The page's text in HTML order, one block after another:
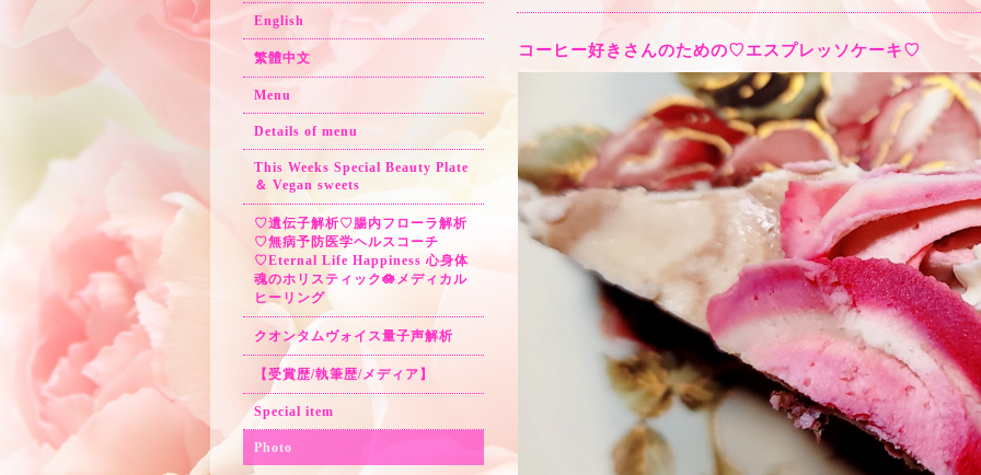
コーヒー好きさんのための♡エスプレッソケーキ♡
English
繁體中文
Menu
Details of menu
This Weeks Special Beauty Plate
＆ Vegan sweets
♡遺伝子解析♡腸内フローラ解析
♡無病予防医学ヘルスコーチ
♡Eternal Life Happiness 心身体
魂のホリスティック🪷メディカル
ヒーリング
クオンタムヴォイス量子声解析
【受賞歴/執筆歴/メディア】
Special item
Photo